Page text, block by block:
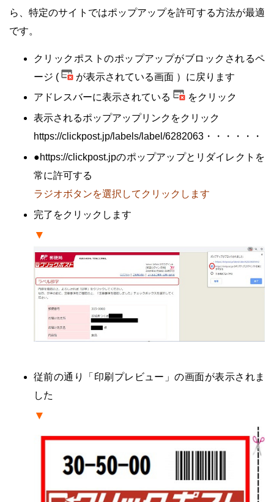
ら、特定のサイトではポップアップを許可する方法が最適
です。
クリックポストのポップアップがブロックされるペ
ージ (
が表示されている画面 ）に戻ります
アドレスバーに表示されている
をクリック
表示されるポップアップリンクをクリック
https://clickpost.jp/labels/label/6282063・・・・・・
●https://clickpost.jpのポップアップとリダイレクトを
常に許可する
ラジオボタンを選択してクリックします
完了をクリックします
▼
従前の通り「印刷プレビュー」の画面が表示されま
した
▼